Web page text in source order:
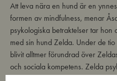
Att leva nära en hund är en
formen av mindfulness, menar
psykologiska betraktelser tar hon
med sin hund Zelda. Under de
blivit alltmer förundrad över
och sociala kompetens. Zelda